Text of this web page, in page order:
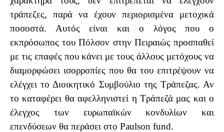
τράπεζες, παρά να έχουν περιορισμένα μετοχικά
ποσοστά. Αυτός είναι και ο λόγος που ο
εκπρόσωπος του Πόλσον στην Πειραιώς προσπαθεί
με τις επαφές που κάνει με τους άλλους μετόχους να
διαμορφώσει ισορροπίες που θα του επιτρέψουν να
ελέγχει το Διοικητικό Συμβούλιο της Τράπεζας. Αν
το καταφέρει θα αφελληνιστεί η Τράπεζά μας και ο
έλεγχος των ευρωπαϊκών κονδυλίων και
επενδύσεων θα περάσει στο Paulson fund.